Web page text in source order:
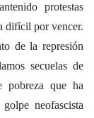
protestas
difícil por vencer.
de la represión
secuelas de
pobreza que ha
neofascista